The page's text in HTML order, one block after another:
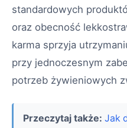
standardowych
oraz obecność
karma sprzyja
przy jednoczesnym
potrzeb żywieniowych
Przeczytaj także: Jak